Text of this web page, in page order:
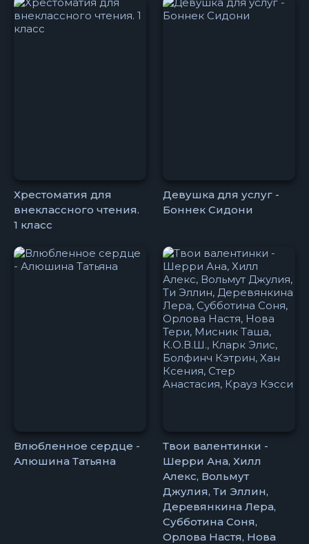
Хрестоматия для
внеклассного чтения.
1 класс
Девушка для услуг -
Боннек Сидони
Влюбленное сердце -
Алюшина Татьяна
Твои валентинки -
Шерри Ана, Хилл
Алекс, Вольмут
Джулия, Ти Эллин,
Деревянкина Лера,
Субботина Соня,
Орлова Настя, Нова